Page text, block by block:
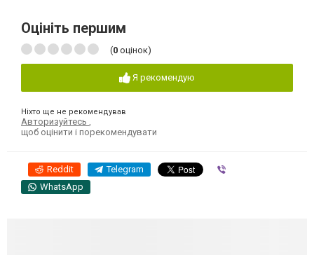
Оцініть першим
(0 оцінок)
Я рекомендую
Ніхто ще не рекомендував
Авторизуйтесь ,
щоб оцінити і порекомендувати
Reddit Telegram
WhatsApp